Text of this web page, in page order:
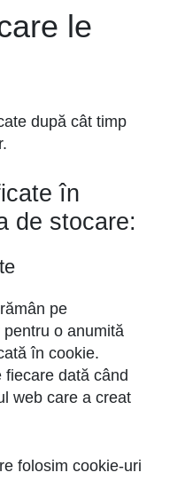
le
după cât timp
în
de stocare:
pe
o anumită
în cookie.
dată când
web care a creat
folosim cookie-uri